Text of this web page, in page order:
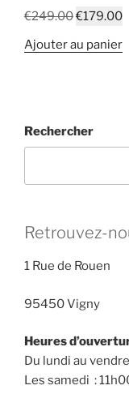
€249.00Le
initial
€179.00Le
Ajouter au panier
Rechercher
Retrouvez-
1 Rue de Rouen
95450 Vigny
Heures
Du lundi au
Les samedi :